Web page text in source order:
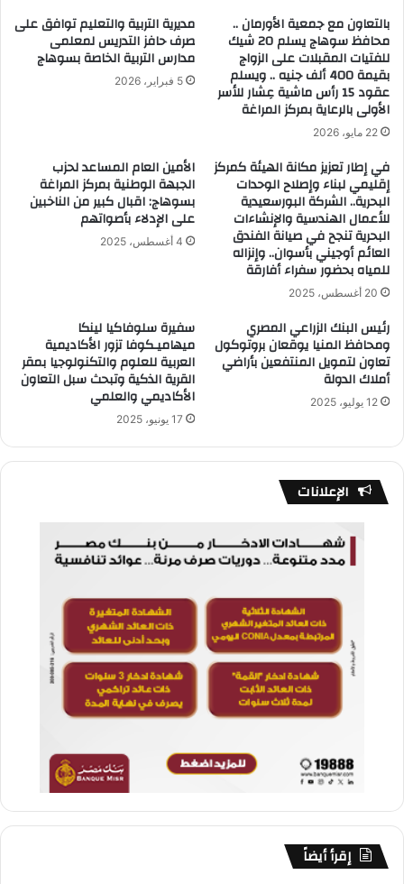
بالتعاون مع جمعية الأورمان ..
محافظ سوهاج يسلم 20 شيك
للفتيات المقبلات على الزواج
بقيمة 400 ألف جنيه .. ويسلم
عقود 15 رأس ماشية عِشار للأسر
الأولى بالرعاية بمركز المراغة
22 مايو، 2026
مديرية التربية والتعليم توافق على
صرف حافز التدريس لمعلمى
مدارس التربية الخاصة بسوهاج
5 فبراير، 2026
في إطار تعزيز مكانة الهيئة كمركز
إقليمي لبناء وإصلاح الوحدات
البحرية.. الشركة البورسعيدية
للأعمال الهندسية والإنشاءات
البحرية تنجح في صيانة الفندق
العائم أوجيني بأسوان.. وإنزاله
للمياه بحضور سفراء أفارقة
20 أغسطس، 2025
الأمين العام المساعد لحزب
الجبهة الوطنية بمركز المراغة
بسوهاج: اقبال كبير من الناخبين
على الإدلاء بأصواتهم
4 أغسطس، 2025
رئيس البنك الزراعي المصري
ومحافظ المنيا يوقعان بروتوكول
تعاون لتمويل المنتفعين بأراضي
أملاك الدولة
12 يوليو، 2025
سفيرة سلوفاكيا لينكا
ميهاميـكوفا تزور الأكاديمية
العربية للعلوم والتكنولوجيا بمقر
القرية الذكية وتبحث سبل التعاون
الأكاديمي والعلمي
17 يونيو، 2025
الإعلانات
إقرأ أيضاً